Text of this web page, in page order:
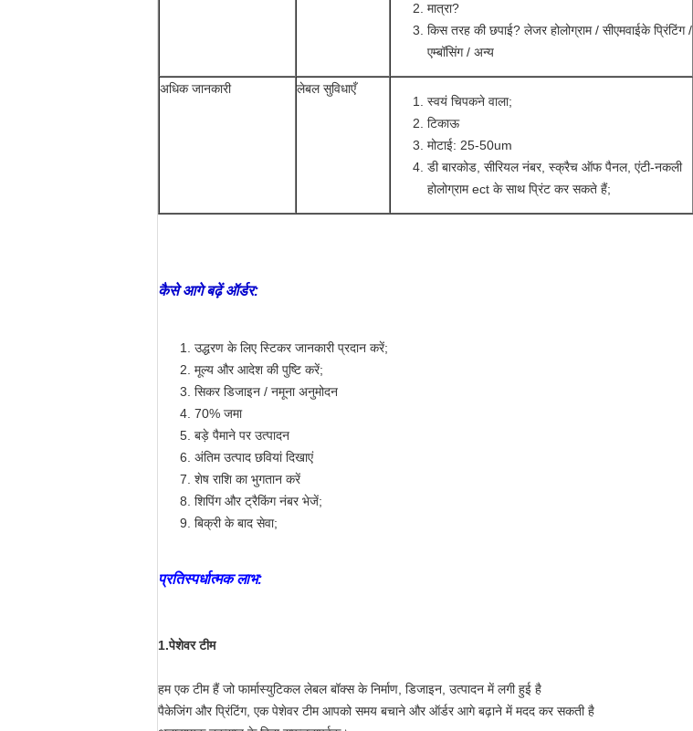
मात्रा?
किस तरह की छपाई? लेजर होलोग्राम / सीएमवाईके प्रिंटिंग /
एम्बॉसिंग / अन्य
अधिक जानकारी
लेबल सुविधाएँ
स्वयं चिपकने वाला;
टिकाऊ
मोटाई: 25-50um
डी बारकोड, सीरियल नंबर, स्क्रैच ऑफ पैनल, एंटी-नकली
होलोग्राम ect के साथ प्रिंट कर सकते हैं;
कैसे आगे बढ़ें ऑर्डर:
उद्धरण के लिए स्टिकर जानकारी प्रदान करें;
मूल्य और आदेश की पुष्टि करें;
सिकर डिजाइन / नमूना अनुमोदन
70% जमा
बड़े पैमाने पर उत्पादन
अंतिम उत्पाद छवियां दिखाएं
शेष राशि का भुगतान करें
शिपिंग और ट्रैकिंग नंबर भेजें;
बिक्री के बाद सेवा;
प्रतिस्पर्धात्मक लाभ:
1.पेशेवर टीम
हम एक टीम हैं जो फार्मास्युटिकल लेबल बॉक्स के निर्माण, डिजाइन, उत्पादन में लगी हुई है
पैकेजिंग और प्रिंटिंग, एक पेशेवर टीम आपको समय बचाने और ऑर्डर आगे बढ़ाने में मदद कर सकती है